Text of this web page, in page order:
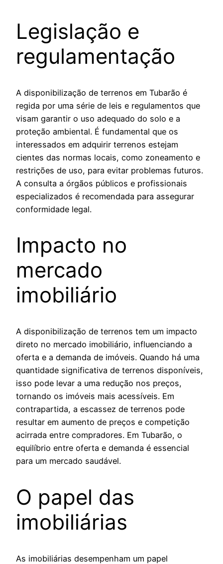
Legislação e
regulamentação
A disponibilização de terrenos em Tubarão é
regida por uma série de leis e regulamentos que
visam garantir o uso adequado do solo e a
proteção ambiental. É fundamental que os
interessados em adquirir terrenos estejam
cientes das normas locais, como zoneamento e
restrições de uso, para evitar problemas futuros.
A consulta a órgãos públicos e profissionais
especializados é recomendada para assegurar
conformidade legal.
Impacto no
mercado
imobiliário
A disponibilização de terrenos tem um impacto
direto no mercado imobiliário, influenciando a
oferta e a demanda de imóveis. Quando há uma
quantidade significativa de terrenos disponíveis,
isso pode levar a uma redução nos preços,
tornando os imóveis mais acessíveis. Em
contrapartida, a escassez de terrenos pode
resultar em aumento de preços e competição
acirrada entre compradores. Em Tubarão, o
equilíbrio entre oferta e demanda é essencial
para um mercado saudável.
O papel das
imobiliárias
As imobiliárias desempenham um papel